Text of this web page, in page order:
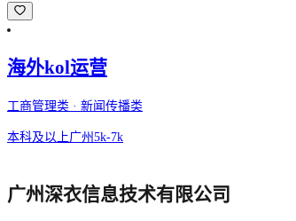
海外kol运营
工商管理类 · 新闻传播类
本科及以上广州 5k-7k
广州深衣信息技术有限公司